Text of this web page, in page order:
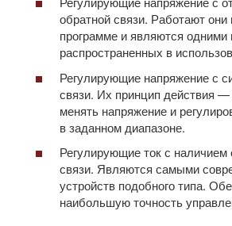
обратной связи. Работают они
программе и являются одними
распространенных в
Регулирующие напряжение с
связи. Их принцип действия —
менять напряжение и
в заданном диапазоне.
Регулирующие ток с наличием
связи. Являются самыми
устройств подобного типа.
наибольшую точность